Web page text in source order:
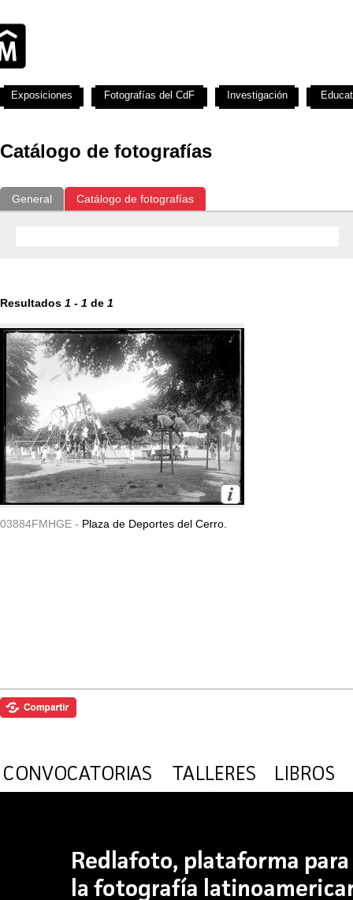
Catálogo de fotografías
General Catálogo de fotografías
Resultados 1 - 1 de 1
03884FMHGE - Plaza de Deportes del Cerro.
Exposiciones Fotografías del CdF Investigación